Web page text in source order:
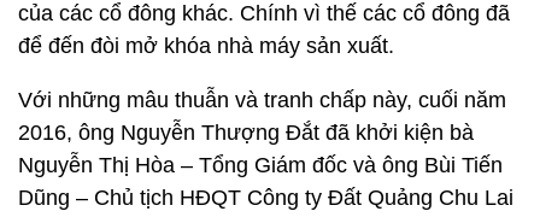
của các cổ đông khác. Chính vì thế các cổ đông đã
để đến đòi mở khóa nhà máy sản xuất.
Với những mâu thuẫn và tranh chấp này, cuối năm
2016, ông Nguyễn Thượng Đắt đã khởi kiện bà
Nguyễn Thị Hòa – Tổng Giám đốc và ông Bùi Tiến
Dũng – Chủ tịch HĐQT Công ty Đất Quảng Chu Lai